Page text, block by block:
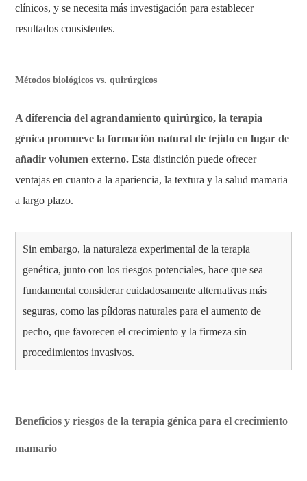
clínicos, y se necesita más investigación para establecer
resultados consistentes.
Métodos biológicos vs. quirúrgicos
A diferencia del agrandamiento quirúrgico, la terapia
génica promueve la formación natural de tejido en lugar de
añadir volumen externo. Esta distinción puede ofrecer
ventajas en cuanto a la apariencia, la textura y la salud mamaria
a largo plazo.
Sin embargo, la naturaleza experimental de la terapia
genética, junto con los riesgos potenciales, hace que sea
fundamental considerar cuidadosamente alternativas más
seguras, como las píldoras naturales para el aumento de
pecho, que favorecen el crecimiento y la firmeza sin
procedimientos invasivos.
Beneficios y riesgos de la terapia génica para el crecimiento
mamario